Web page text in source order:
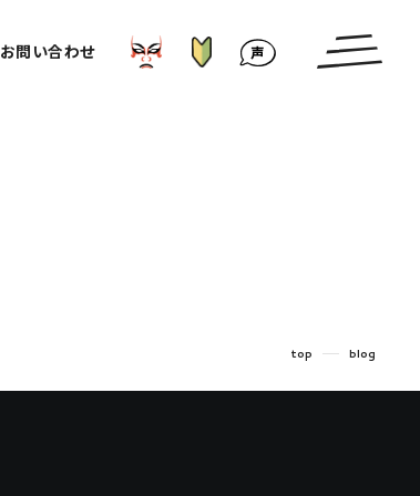
お問い合わせ お客様の声
top blog